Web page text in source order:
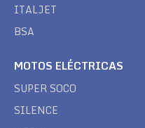
ITALJET
BSA
MOTOS ELÉCTRICAS
SUPER SOCO
SILENCE